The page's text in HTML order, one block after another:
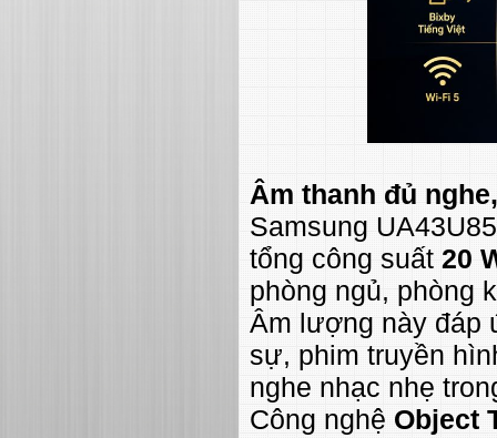
Âm thanh đủ
Samsung
tổng công suất 20
phòng ngủ, phòng
Âm lượng này đáp
sự, phim truyền
nghe nhạc nhẹ
Công nghệ Object